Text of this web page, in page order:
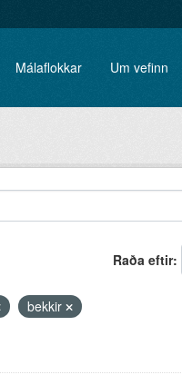
Málaflokkar Um vefinn
Raða eftir
bekkir